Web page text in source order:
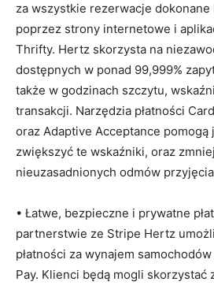
za wszystkie rezerwacje
poprzez strony internetowe i
Thrifty. Hertz skorzysta na
dostępnych w ponad 99,999%
także w godzinach szczytu,
transakcji. Narzędzia płatności
oraz Adaptive Acceptance pomogą
zwiększyć te wskaźniki, oraz
nieuzasadnionych odmów
• Łatwe, bezpieczne i prywatne
partnerstwie ze Stripe Hertz
płatności za wynajem
Pay. Klienci będą mogli skorzystać